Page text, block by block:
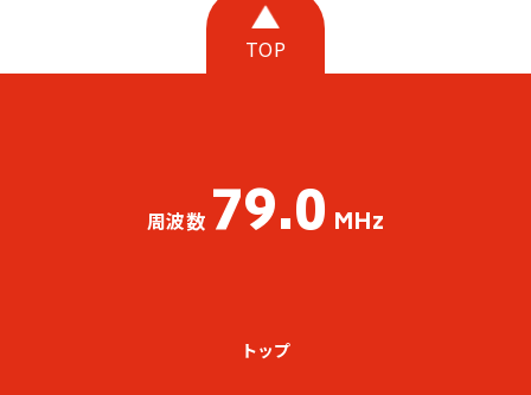
TOP
周波数 79.0 MHz
トップ